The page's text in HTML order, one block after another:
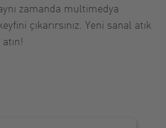
zamanda multimedya
çıkarırsınız. Yeni sanal atık